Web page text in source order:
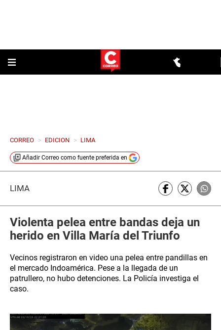
CORREO > EDICION > LIMA
Añadir Correo como fuente preferida en
LIMA
Violenta pelea entre bandas deja un
herido en Villa María del Triunfo
Vecinos registraron en video una pelea entre pandillas en
el mercado Indoamérica. Pese a la llegada de un
patrullero, no hubo detenciones. La Policía investiga el
caso.